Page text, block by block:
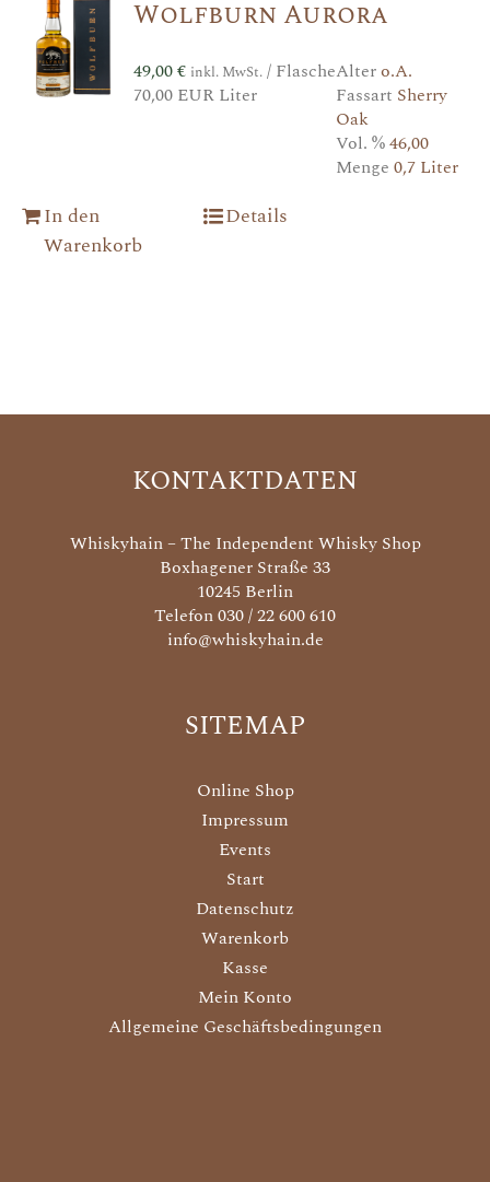
Wolfburn Aurora
49,00€ inkl. MwSt./ Flasche
70,00 EUR Liter
Altero.A.
Fassart Sherry
Oak
Vol. %46,00
Menge 0,7 Liter
In den
Warenkorb
Details
KONTAKTDATEN
Whiskyhain – The Independent Whisky Shop
Boxhagener Straße 33
10245 Berlin
Telefon 030 / 22 600 610
info@whiskyhain.de
SITEMAP
Online Shop
Impressum
Events
Start
Datenschutz
Warenkorb
Kasse
Mein Konto
Allgemeine Geschäftsbedingungen